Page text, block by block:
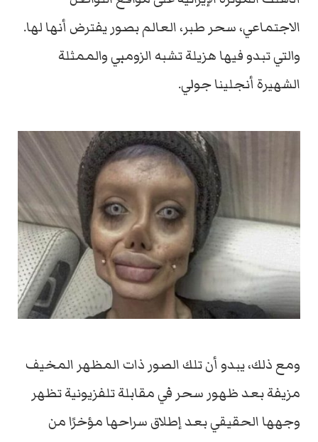
الاجتماعي، سحر طبر، العالم بصور يفترض أنها لها.
والتي تبدو فيها هزيلة تشبه الزومبي والممثلة
الشهيرة أنجلينا جولي.
ومع ذلك، يبدو أن تلك الصور ذات المظهر المخيف
مزيفة بعد ظهور سحر في مقابلة تلفزيونية تظهر
وجهها الحقيقي بعد إطلاق سراحها مؤخرًا من